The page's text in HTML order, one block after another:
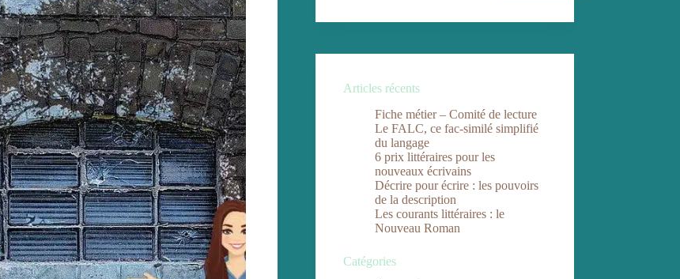
Articles récents
Fiche métier – Comité de lecture
Le FALC, ce fac-similé simplifié
du langage
6 prix littéraires pour les
nouveaux écrivains
Décrire pour écrire : les pouvoirs
de la description
Les courants littéraires : le
Nouveau Roman
Catégories